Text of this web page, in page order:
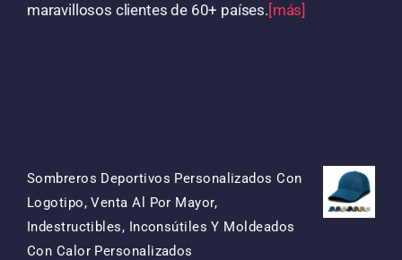
maravillosos clientes de 60+ países. [más]
Sombreros Deportivos Personalizados Con
Logotipo, Venta Al Por Mayor,
Indestructibles, Inconsútiles Y Moldeados
Con Calor Personalizados